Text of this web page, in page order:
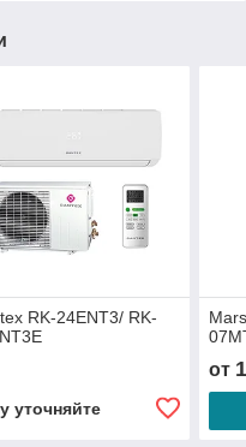
RK-24ENT3/ RK-
уточняйте
от